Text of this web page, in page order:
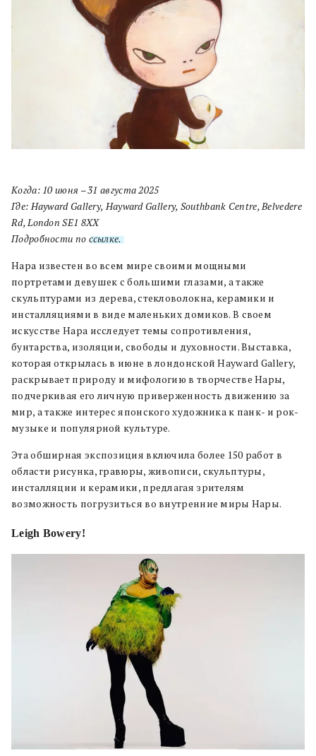
Когда: 10 июня – 31 августа2025
Где: Hayward Gallery, Hayward Gallery, Southbank Centre, Belvedere
Rd, London SE1 8XX
Подробности по ссылке.
Нара известен во всем мире своими мощными
портретами девушек с большими глазами, а также
скульптурами из дерева, стекловолокна, керамики и
инсталляциями в виде маленьких домиков. В своем
искусстве Нара исследует темы сопротивления,
бунтарства, изоляции, свободы и духовности. Выставка,
которая открылась в июне в лондонской Hayward Gallery,
раскрывает природу и мифологию в творчестве Нары,
подчеркивая его личную приверженность движению за
мир, а также интерес японского художника к панк- и рок-
музыке и популярной культуре.
Эта обширная экспозиция включила более 150 работ в
области рисунка, гравюры, живописи, скульптуры,
инсталляции и керамики, предлагая зрителям
возможность погрузиться во внутренние миры Нары.
Leigh Bowery!